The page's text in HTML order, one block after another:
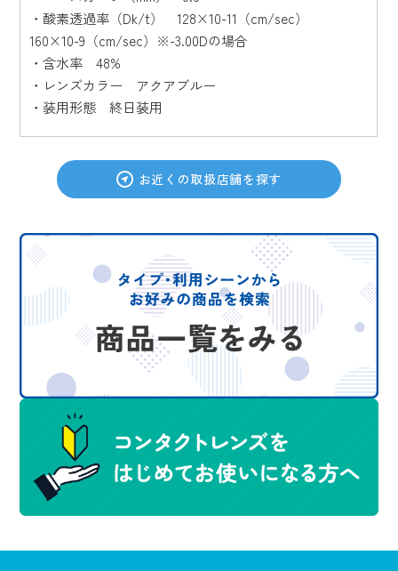
・酸素透過率（Dk/t） 128×10-11（cm/sec）
160×10-9（cm/sec）※-3.00Dの場合
・含水率 48%
・レンズカラー アクアブルー
・装用形態 終日装用
お近くの取扱店舗を探す